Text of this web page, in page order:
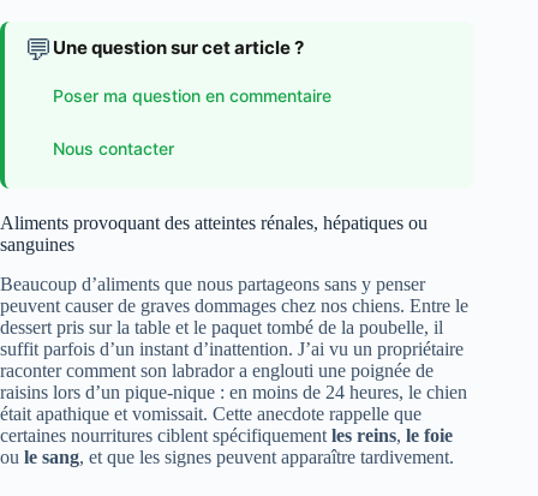
💬 Une question sur cet article ?
Poser ma question en commentaire
Nous contacter
Aliments provoquant des atteintes rénales, hépatiques ou
sanguines
Beaucoup d’aliments que nous partageons sans y penser
peuvent causer de graves dommages chez nos chiens. Entre le
dessert pris sur la table et le paquet tombé de la poubelle, il
suffit parfois d’un instant d’inattention. J’ai vu un propriétaire
raconter comment son labrador a englouti une poignée de
raisins lors d’un pique-nique : en moins de 24 heures, le chien
était apathique et vomissait. Cette anecdote rappelle que
certaines nourritures ciblent spécifiquement les reins, le foie
ou le sang, et que les signes peuvent apparaître tardivement.